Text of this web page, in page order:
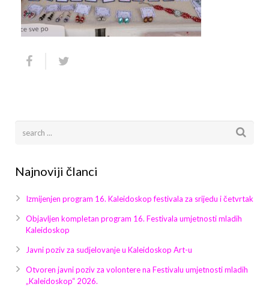
Video 2011
Video 2015
Video 2018
Galerija 2010
Galerija 2014
Galerija 2017
Galerija 2018
Galerija 2019
Arhiva
Najnoviji članci
Izmijenjen program 16. Kaleidoskop festivala za srijedu i četvrtak
Objavljen kompletan program 16. Festivala umjetnosti mladih
Kaleidoskop
Javni poziv za sudjelovanje u Kaleidoskop Art-u
Otvoren javni poziv za volontere na Festivalu umjetnosti mladih
„Kaleidoskop“ 2026.